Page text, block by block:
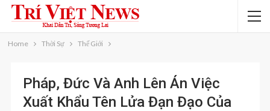
Home Thời Sự Thế Giới
Pháp, Đức Và Anh Lên Án Việc
Xuất Khẩu Tên Lửa Đạn Đạo Của